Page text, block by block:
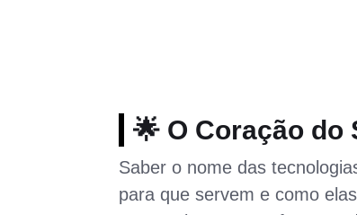
🌟 O Coração do
Saber o nome das
para que servem e como